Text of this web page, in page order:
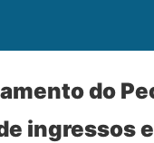
do
ingressos